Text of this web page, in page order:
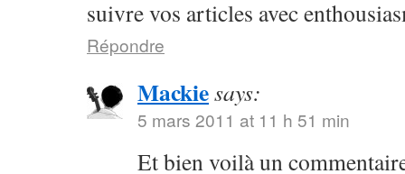
suivre vos articles avec
Répondre
Mackiesays:
5 mars 2011 at 11 h 51 min
Et bien voilà un